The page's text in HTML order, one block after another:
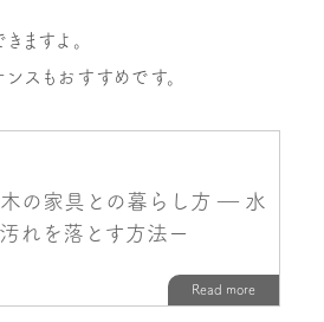
ますよ。
スもおすすめです。